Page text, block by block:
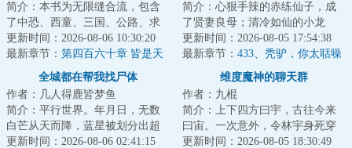
简介：本书为无限缝合流，包含
了中恐、西童、三国、公路、求
生、丧尸、克苏鲁、星际等元素
副本。战斗系统...
更新时间：2026-08-06 10:30:20
最新章节： 第四百六十章 皆是天
简介：心狠手辣的赤练仙子，成
了贤妻良母；清冷如仙的小龙
女，也变得活泼可爱。还有杨
过……看着自家这个...
更新时间：2026-08-05 17:54:38
最新章节： 433、秃驴，你太聒噪
全城都在帮我找尸体
作者：几人得鹿皆梦鱼
简介：平行世界。年月日，无数
白芒从天而降，蓝星被划分出超
过个区块。全球异变。每月第一
更新时间：2026-08-06 02:41:15
维度魔神的聊天群
作者：九棍
简介：上下四方曰宇，古往今来
曰宙。一次意外，令林宇身死穿
越，但在穿越途中，他又意外撞
更新时间：2026-08-05 18:30:49